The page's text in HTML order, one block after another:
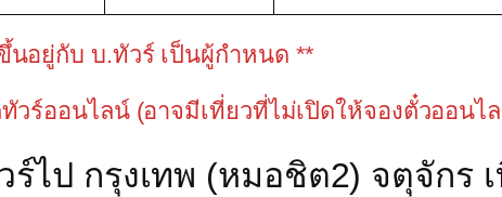
นอยู่กับ บ.ทัวร์ เป็นผู้กำหนด **
วร์ออนไลน์ (อาจมีเที่ยวที่ไม่เปิดให้จองตั๋วออน
ไป กรุงเทพ (หมอชิต2) จตุจักร